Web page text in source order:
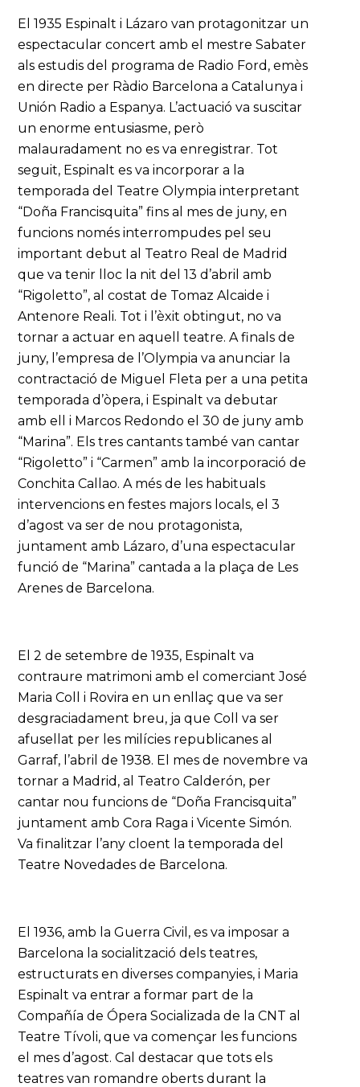
El 1935 Espinalt i Lázaro van protagonitzar un
espectacular concert amb el mestre Sabater
als estudis del programa de Radio Ford, emès
en directe per Ràdio Barcelona a Catalunya i
Unión Radio a Espanya. L’actuació va suscitar
un enorme entusiasme, però
malauradament no es va enregistrar. Tot
seguit, Espinalt es va incorporar a la
temporada del Teatre Olympia interpretant
“Doña Francisquita” fins al mes de juny, en
funcions només interrompudes pel seu
important debut al Teatro Real de Madrid
que va tenir lloc la nit del 13 d’abril amb
“Rigoletto”, al costat de Tomaz Alcaide i
Antenore Reali. Tot i l’èxit obtingut, no va
tornar a actuar en aquell teatre. A finals de
juny, l’empresa de l’Olympia va anunciar la
contractació de Miguel Fleta per a una petita
temporada d’òpera, i Espinalt va debutar
amb ell i Marcos Redondo el 30 de juny amb
“Marina”. Els tres cantants també van cantar
“Rigoletto” i “Carmen” amb la incorporació de
Conchita Callao. A més de les habituals
intervencions en festes majors locals, el 3
d’agost va ser de nou protagonista,
juntament amb Lázaro, d’una espectacular
funció de “Marina” cantada a la plaça de Les
Arenes de Barcelona.
El 2 de setembre de 1935, Espinalt va
contraure matrimoni amb el comerciant José
Maria Coll i Rovira en un enllaç que va ser
desgraciadament breu, ja que Coll va ser
afusellat per les milícies republicanes al
Garraf, l’abril de 1938. El mes de novembre va
tornar a Madrid, al Teatro Calderón, per
cantar nou funcions de “Doña Francisquita”
juntament amb Cora Raga i Vicente Simón.
Va finalitzar l’any cloent la temporada del
Teatre Novedades de Barcelona.
El 1936, amb la Guerra Civil, es va imposar a
Barcelona la socialització dels teatres,
estructurats en diverses companyies, i Maria
Espinalt va entrar a formar part de la
Compañía de Ópera Socializada de la CNT al
Teatre Tívoli, que va començar les funcions
el mes d’agost. Cal destacar que tots els
teatres van romandre oberts durant la